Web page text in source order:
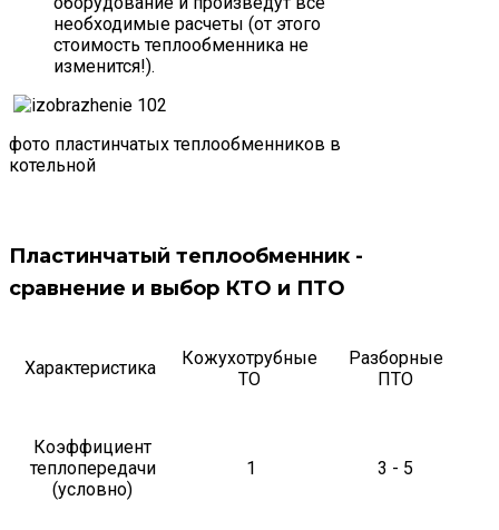
необходимые расчеты (от этого
стоимость теплообменника не
изменится!).
фото пластинчатых теплообменников в
котельной
Пластинчатый теплообменник -
сравнение и выбор КТО и ПТО
Характеристика
Кожухотрубные
ТО
Разборные
ПТО
Коэффициент
теплопередачи
(условно)
1 3 - 5